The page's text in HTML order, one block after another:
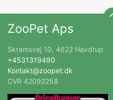
ZooPet Aps
Skramsvej 10, 4622 Havdrup
+4531319490
Kontakt@zoopet.dk
CVR 42092258